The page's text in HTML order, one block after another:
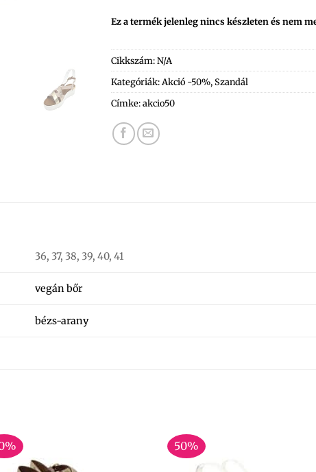
Ez a termék jelenleg nincs készleten és nem
Cikkszám:N/A
Kategóriák: Akció -50%,Szandál
Címke:akcio50
36, 37, 38, 39, 40, 41
vegán bőr
bézs-arany
50%